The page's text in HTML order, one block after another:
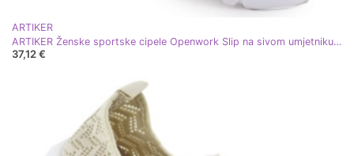
ARTIKER
ARTIKER Ženske sportske cipele Openwork Slip na sivom umjetniku 56C1016 siva
37,12 €